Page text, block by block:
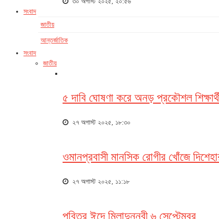
সংবাদ
জাতীয়
আন্তর্জাতিক
সংবাদ
জাতীয়
৫ দাবি ঘোষণা করে অনড় প্রকৌশল
২৭ অগাস্ট ২০২৫, ১৮:৩০
ওমানপ্রবাসী মানসিক রোগীর খোঁজে
২৭ অগাস্ট ২০২৫, ১১:১৮
পবিত্র ঈদে মিলাদুন্নবী ৬ সেপ্টেম্বর